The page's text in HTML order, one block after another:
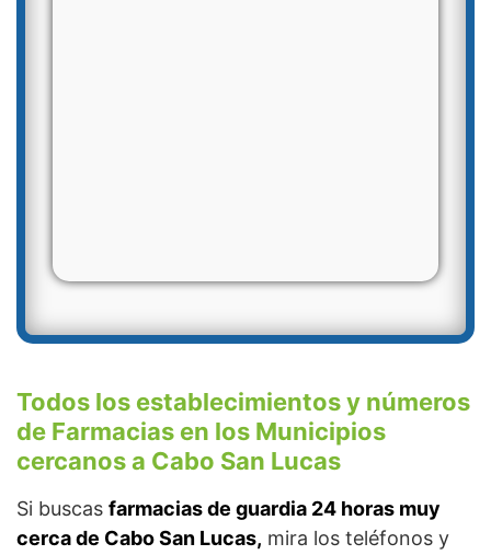
Todos los establecimientos y números
de Farmacias en los Municipios
cercanos a Cabo San Lucas
Si buscas farmacias de guardia 24 horas muy
cerca de Cabo San Lucas, mira los teléfonos y